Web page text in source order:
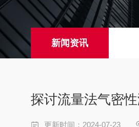
新闻资讯
探讨流量法气密
更新时间：2024-07-23